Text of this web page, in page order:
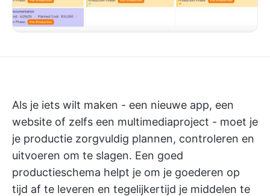
Als je iets wilt maken - een nieuwe app, een
website of zelfs een multimediaproject - moet je
je productie zorgvuldig plannen, controleren en
uitvoeren om te slagen. Een goed
productieschema helpt je om je goederen op
tijd af te leveren en tegelijkertijd je middelen te